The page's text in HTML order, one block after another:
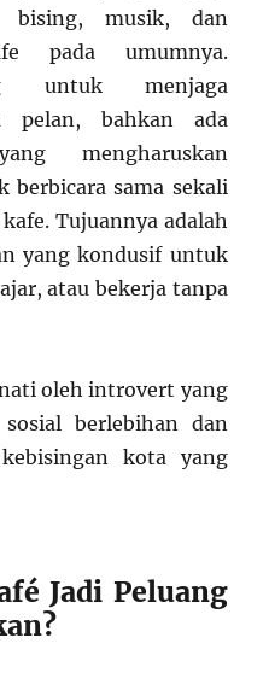
bising, musik, dan
pada umumnya.
untuk menjaga
pelan, bahkan ada
mengharuskan
sama sekali
Tujuannya adalah
yang kondusif untuk
atau bekerja tanpa
oleh introvert yang
berlebihan dan
kota yang
Jadi Peluang